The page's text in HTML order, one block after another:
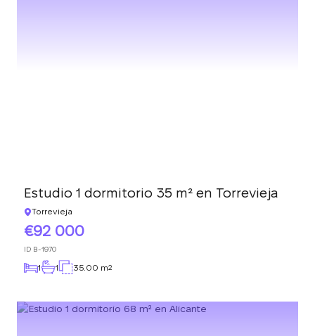
Estudio 1 dormitorio 35 m² en Torrevieja
Torrevieja
92 000
ID B-1970
1 1 35.00 m2